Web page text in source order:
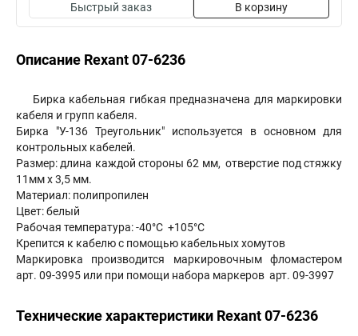
Быстрый заказ В корзину
Описание Rexant 07-6236
Бирка кабельная гибкая предназначена для маркировки
кабеля и групп кабеля.
Бирка "У-136 Треугольник" используется в основном для
контрольных кабелей.
Размер: длина каждой стороны 62 мм, отверстие под стяжку
11мм х 3,5 мм.
Материал: полипропилен
Цвет: белый
Рабочая температура: -40°С +105°С
Крепится к кабелю с помощью кабельных хомутов
Маркировка производится маркировочным фломастером
арт. 09-3995 или при помощи набора маркеров арт. 09-3997
Технические характеристики Rexant 07-6236